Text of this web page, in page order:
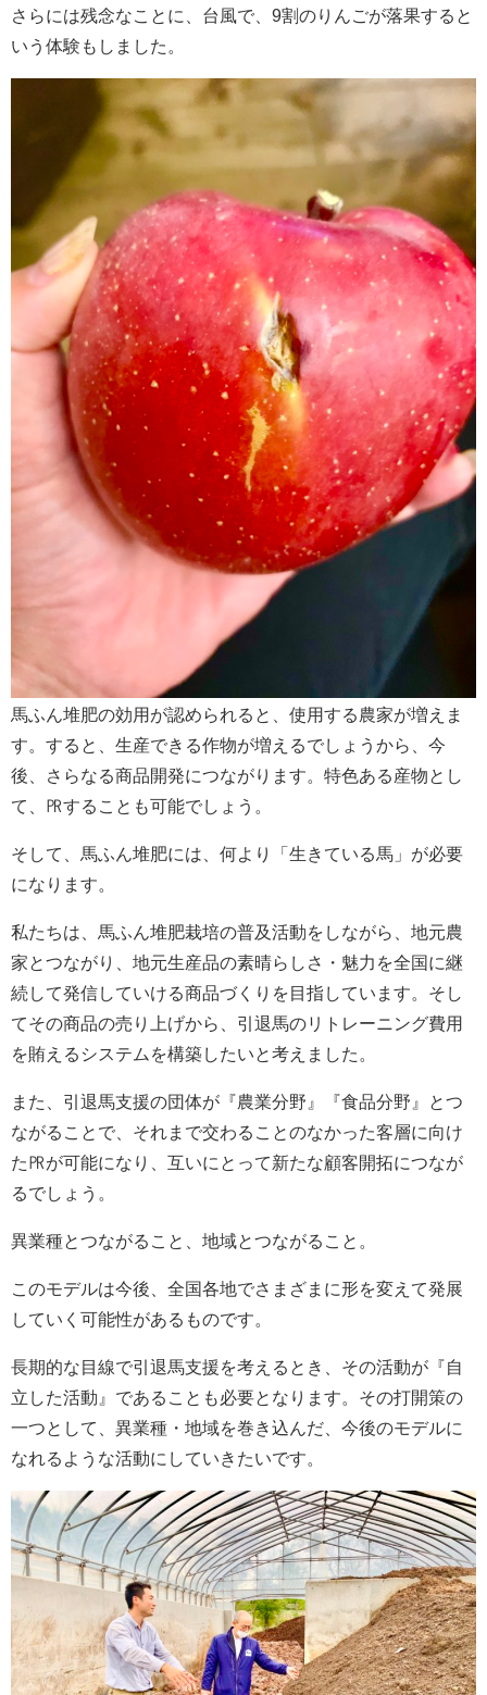
さらには残念なことに、台風で、9割のりんごが落果すると
いう体験もしました。
馬ふん堆肥の効用が認められると、使用する農家が増えま
す。すると、生産できる作物が増えるでしょうから、今
後、さらなる商品開発につながります。特色ある産物とし
て、㏚することも可能でしょう。
そして、馬ふん堆肥には、何より「生きている馬」が必要
になります。
私たちは、馬ふん堆肥栽培の普及活動をしながら、地元農
家とつながり、地元生産品の素晴らしさ・魅力を全国に継
続して発信していける商品づくりを目指しています。そし
てその商品の売り上げから、引退馬のリトレーニング費用
を賄えるシステムを構築したいと考えました。
また、引退馬支援の団体が『農業分野』『食品分野』とつ
ながることで、それまで交わることのなかった客層に向け
た㏚が可能になり、互いにとって新たな顧客開拓につなが
るでしょう。
異業種とつながること、地域とつながること。
このモデルは今後、全国各地でさまざまに形を変えて発展
していく可能性があるものです。
長期的な目線で引退馬支援を考えるとき、その活動が『自
立した活動』であることも必要となります。その打開策の
一つとして、異業種・地域を巻き込んだ、今後のモデルに
なれるような活動にしていきたいです。